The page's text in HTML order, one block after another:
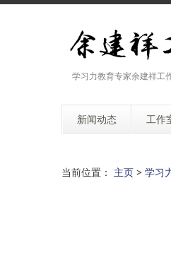
学习力教育专家余建祥工
新闻动态 工作
当前位置： 主页 > 学习